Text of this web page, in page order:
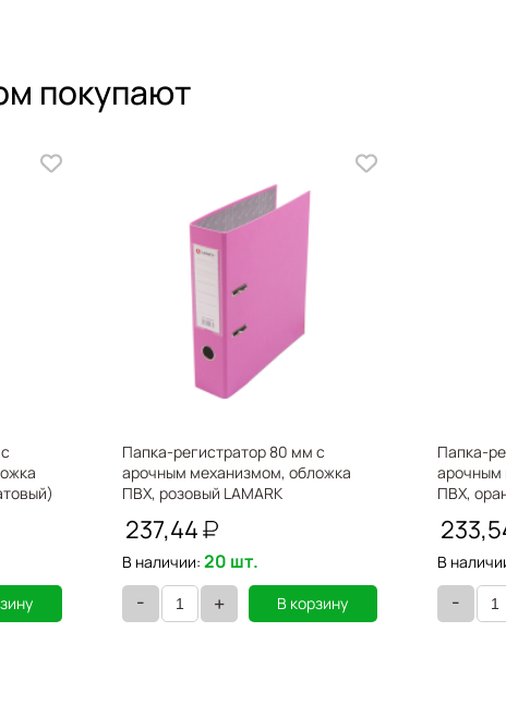
покупают
Папка-регистратор 80 мм с
арочным механизмом, обложка
ПВХ, розовый LAMARK
237,44
В наличии: 20 шт.
- + В корзину
Папка-
арочным
ПВХ,
В
-